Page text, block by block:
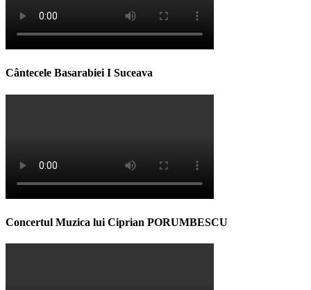
Cântecele Basarabiei I Suceava
Concertul Muzica lui Ciprian PORUMBESCU